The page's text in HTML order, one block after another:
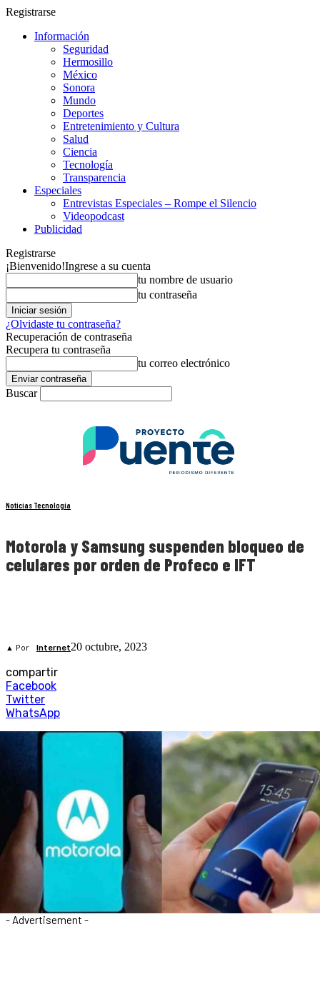
Registrarse
Información
Seguridad
Hermosillo
México
Sonora
Mundo
Deportes
Entretenimiento y Cultura
Salud
Ciencia
Tecnología
Transparencia
Especiales
Entrevistas Especiales – Rompe el Silencio
Videopodcast
Publicidad
Registrarse
¡Bienvenido!Ingrese a su cuenta
tu nombre de usuario
tu contraseña
¿Olvidaste tu contraseña?
Recuperación de contraseña
Recupera tu contraseña
tu correo electrónico
Buscar
Noticias Tecnología
Motorola y Samsung suspenden bloqueo de
celulares por orden de Profeco e IFT
▲ Por Internet20 octubre, 2023
compartir
Facebook
Twitter
WhatsApp
- Advertisement -